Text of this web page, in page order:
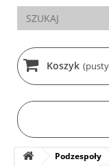
Koszyk
Podzespoły